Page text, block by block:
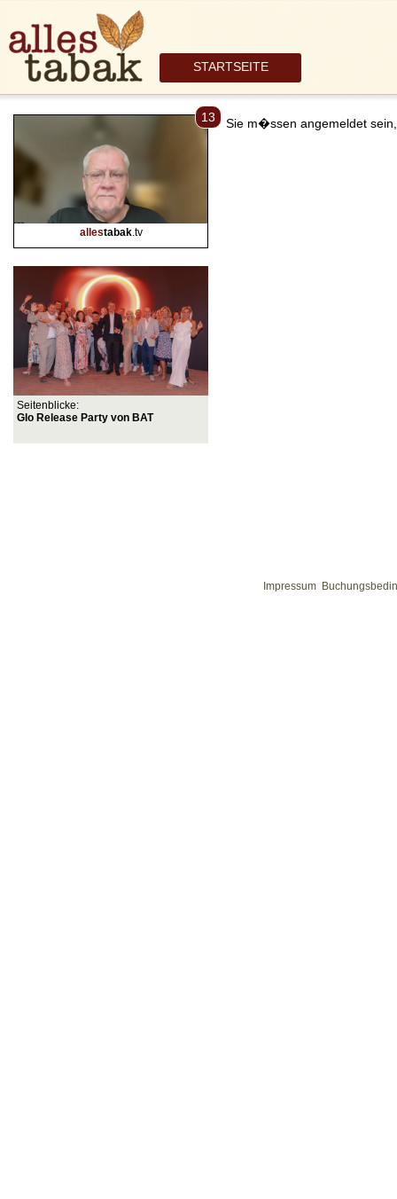
STARTSEITE
13
allestabak.tv
Seitenblicke:
Glo Release Party von BAT
Sie m�ssen angemeldet
Impressum